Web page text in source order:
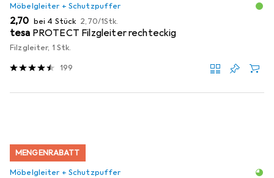
Möbelgleiter + Schutzpuffer
EUR
2,70 bei 4 Stück EUR
2,70/1Stk.
tesa PROTECT Filzgleiter rechteckig
Filzgleiter, 1 Stk.
199
MENGENRABATT
Möbelgleiter + Schutzpuffer